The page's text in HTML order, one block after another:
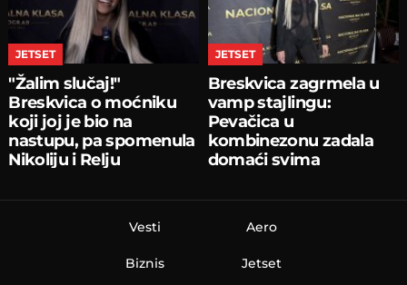
JETSET
"Žalim slučaj!"
Breskvica o moćniku
koji joj je bio na
nastupu, pa spomenula
Nikoliju i Relju
JETSET
Breskvica zagrmela u
vamp stajlingu:
Pevačica u
kombinezonu zadala
domaći svima
Vesti
Biznis
Aero
Jetset